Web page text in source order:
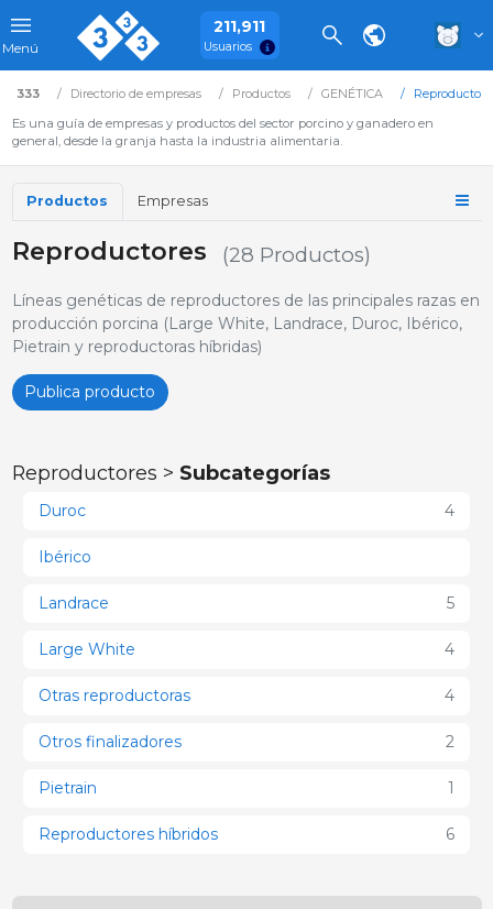
Menú
211,911
Usuarios
333 Directorio de empresas Productos GENÉTICA
Es una guía de empresas y productos del sector porcino y ganadero en
general, desde la granja hasta la industria alimentaria.
Productos Empresas
Reproductores (28 Productos)
Líneas genéticas de reproductores de las principales razas en
producción porcina (Large White, Landrace, Duroc, Ibérico,
Pietrain y reproductoras híbridas)
Publica producto
Reproductores > Subcategorías
Duroc 4
Ibérico
Landrace 5
Large White 4
Otras reproductoras 4
Otros finalizadores 2
Pietrain 1
Reproductores híbridos 6